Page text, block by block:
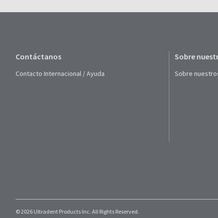
Contáctanos
Contacto Internacional / Ayuda
Sobre
Sobre
© 2026 Ultradent Products Inc. All Rights Reserved.